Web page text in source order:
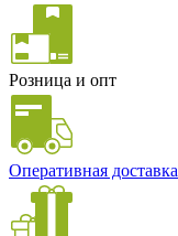
Розница и опт
Оперативная доставка